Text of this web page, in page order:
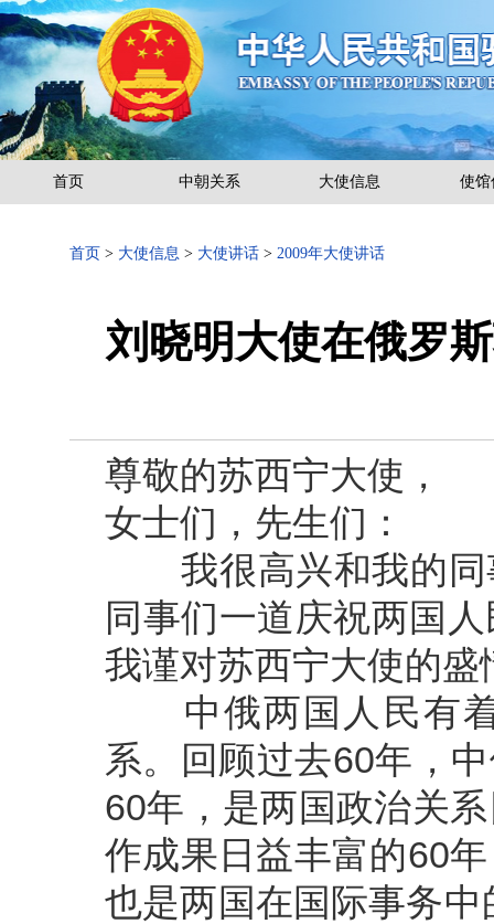
首页 中朝关系 大使信息 使馆
首页 > 大使信息 > 大使讲话 > 2009年大使讲话
刘晓明大使在俄罗
尊敬的苏西宁大使，
女士们，先生们：
我很高兴和我的同
同事们一道庆祝两国
我谨对苏西宁大使的
中俄两国人民有着
系。回顾过去60年，
60年，是两国政治关
作成果日益丰富的60
也是两国在国际事务